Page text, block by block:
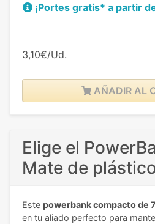
¡Portes gratis* a partir
3,10€/Ud.
AÑADIR AL
Elige el
Mate de
Este powerbank compacto de
en tu aliado perfecto para